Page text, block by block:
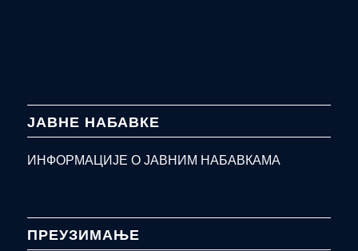
ЈАВНЕ НАБАВКЕ
ИНФОРМАЦИЈЕ О ЈАВНИМ НАБАВКАМА
ПРЕУЗИМАЊЕ